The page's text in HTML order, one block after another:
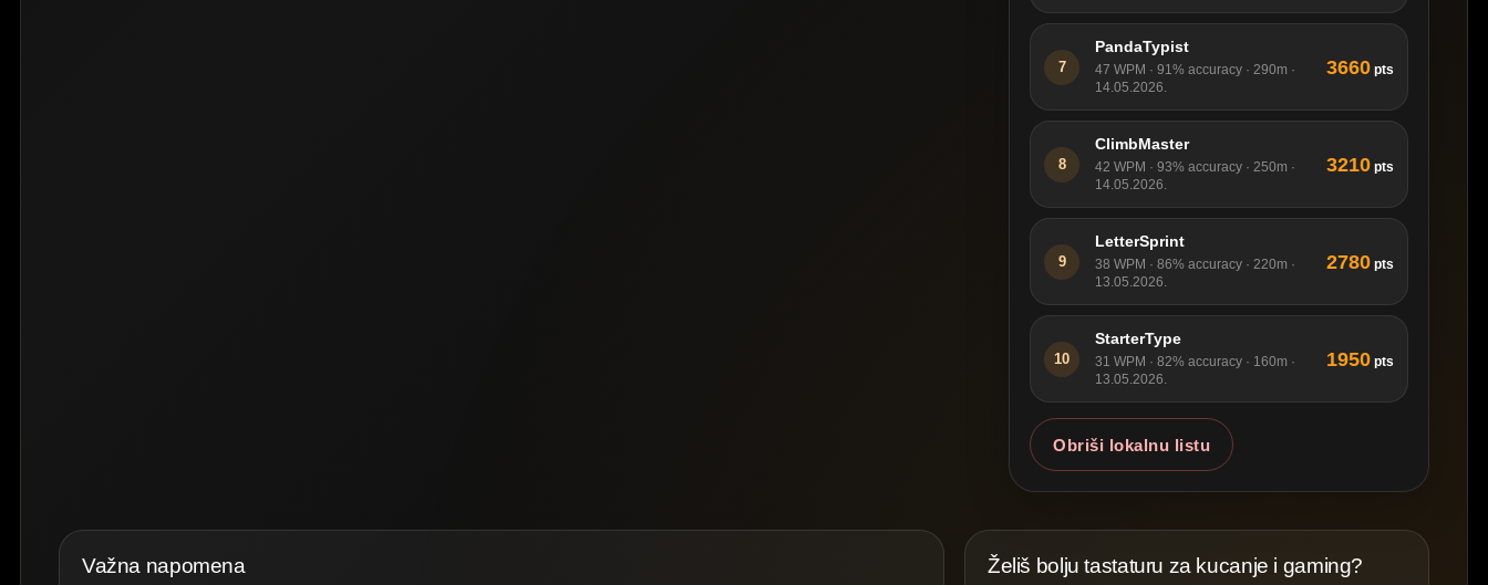
7
PandaTypist
47 WPM · 91% accuracy · 290m ·
14.05.2026.
3660 pts
8
ClimbMaster
42 WPM · 93% accuracy · 250m ·
14.05.2026.
3210 pts
9
LetterSprint
38 WPM · 86% accuracy · 220m ·
13.05.2026.
2780 pts
10
StarterType
31 WPM · 82% accuracy · 160m ·
13.05.2026.
1950 pts
Obriši lokalnu listu
Važna napomena Želiš bolju tastaturu za kucanje i gaming?